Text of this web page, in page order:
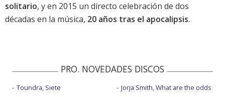
solitario, y en 2015 un directo celebración de dos
décadas en la música, 20 años tras el apocalipsis.
PRO. NOVEDADES DISCOS
Toundra, Siete
Jorja Smith, What are the odds